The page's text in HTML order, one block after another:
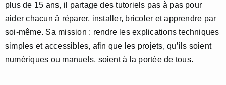
plus de 15 ans, il partage des tutoriels pas à pas pour
aider chacun à réparer, installer, bricoler et apprendre par
soi-même. Sa mission : rendre les explications techniques
simples et accessibles, afin que les projets, qu’ils soient
numériques ou manuels, soient à la portée de tous.